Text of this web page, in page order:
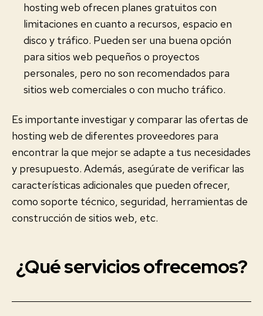
hosting web ofrecen planes gratuitos con
limitaciones en cuanto a recursos, espacio en
disco y tráfico. Pueden ser una buena opción
para sitios web pequeños o proyectos
personales, pero no son recomendados para
sitios web comerciales o con mucho tráfico.
Es importante investigar y comparar las ofertas de
hosting web de diferentes proveedores para
encontrar la que mejor se adapte a tus necesidades
y presupuesto. Además, asegúrate de verificar las
características adicionales que pueden ofrecer,
como soporte técnico, seguridad, herramientas de
construcción de sitios web, etc.
¿Qué servicios ofrecemos?